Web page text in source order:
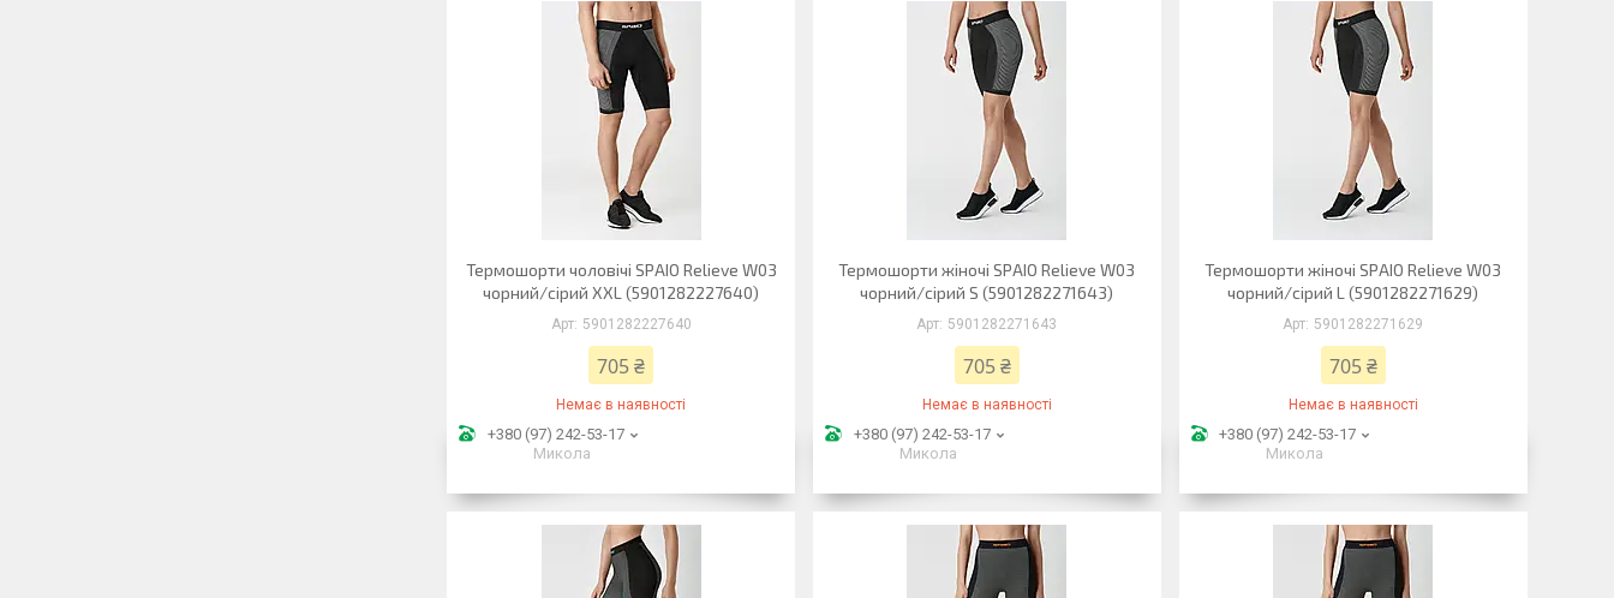
Термошорти чоловічі SPAIO Relieve W03
чорний/сірий XXL (5901282227640)
5901282227640
705 ₴
Немає в наявності
+380 (97) 242-53-17
Микола
Термошорти жіночі SPAIO Relieve W03
чорний/сірий S (5901282271643)
5901282271643
705 ₴
Немає в наявності
+380 (97) 242-53-17
Микола
Термошорти жіночі SPAIO Relieve W03
чорний/сірий L (5901282271629)
5901282271629
705 ₴
Немає в наявності
+380 (97) 242-53-17
Микола